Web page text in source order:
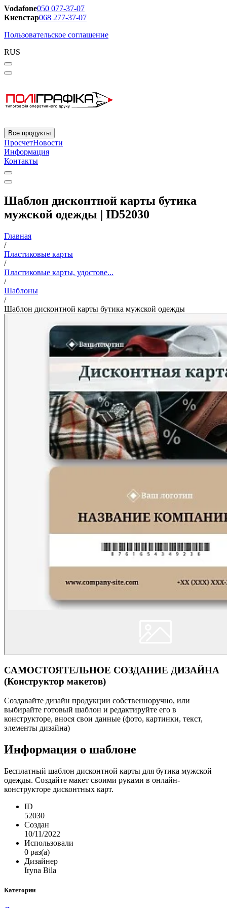
Vodafone050 077-37-07
Киевстар068 277-37-07
Пользовательское соглашение
RUS
Все продукты
ПросчетНовости
Информация
Контакты
Шаблон дисконтной карты бутика
мужской одежды | ID52030
Главная
/
Пластиковые карты
/
Пластиковые карты, удостове...
/
Шаблоны
/
Шаблон дисконтной карты бутика мужской одежды
САМОСТОЯТЕЛЬНОЕ СОЗДАНИЕ ДИЗАЙНА
(Конструктор макетов)
Создавайте дизайн продукции собственноручно, или
выбирайте готовый шаблон и редактируйте его в
конструкторе, внося свои данные (фото, картинки, текст,
элементы дизайна)
Информация о шаблоне
Бесплатный шаблон дисконтной карты для бутика мужской
одежды. Создайте макет своими руками в онлайн-
конструкторе дисконтных карт.
ID
52030
Создан
10/11/2022
Использовали
0 раз(а)
Дизайнер
Iryna Bila
Категории